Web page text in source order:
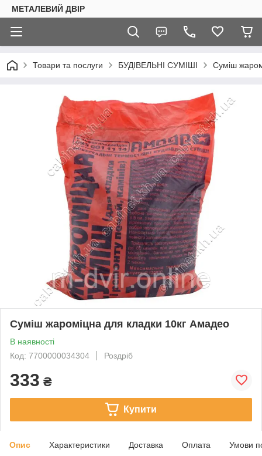
МЕТАЛЕВИЙ ДВІР
Товари та послуги БУДІВЕЛЬНІ СУМІШІ Суміш
Суміш жароміцна для кладки 10кг Амадео
В наявності
Код: 7700000034304
Роздріб
333 ₴
Купити
Опис Характеристики Доставка Оплата Умови